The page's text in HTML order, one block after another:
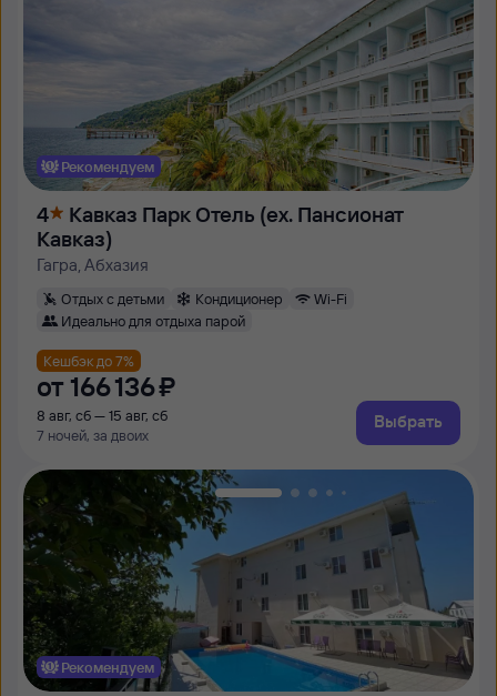
Рекомендуем
4
Кавказ Парк Отель (ex. Пансионат
Кавказ)
Гагра, Абхазия
Отдых с детьми Кондиционер
Wi-Fi
Идеально для отдыха парой
Кешбэк до 7%
от 166 ⁠136 ⁠₽
8 авг, сб — 15 авг, сб
7 ночей, за двоих
Выбрать
Рекомендуем